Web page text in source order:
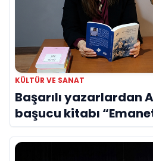
KÜLTÜR VE SANAT
Başarılı yazarlardan
başucu kitabı
yerini aldı